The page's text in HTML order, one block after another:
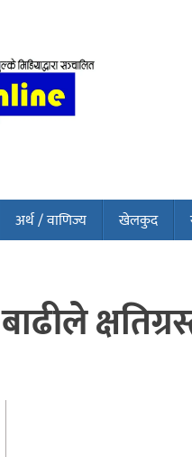
अर्थ / वाणिज्य खेलकुद